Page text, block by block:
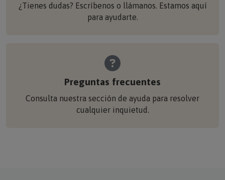
¿Tienes dudas? Escríbenos o llámanos. Estamos aquí
para ayudarte.
Preguntas frecuentes
Consulta nuestra sección de ayuda para resolver
cualquier inquietud.